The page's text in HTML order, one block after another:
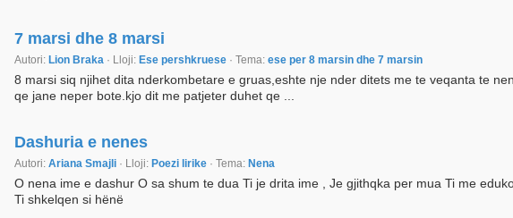
7 marsi dhe 8 marsi
Autori: Lion Braka · Lloji: Ese pershkruese · Tema: ese per 8 marsin dhe 7 marsin
8 marsi siq njihet dita nderkombetare e gruas,eshte nje nder ditets me te veqanta te
qe jane neper bote.kjo dit me patjeter duhet qe ...
Dashuria e nenes
Autori: Ariana Smajli · Lloji: Poezi lirike · Tema: Nena
O nena ime e dashur O sa shum te dua Ti je drita ime , Je gjithqka per mua Ti me
Ti shkelqen si hënë